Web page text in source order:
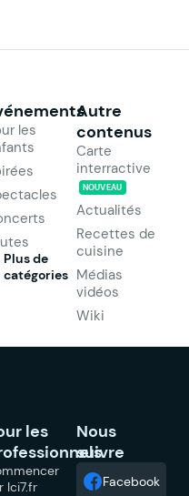
les
Plus de
catégories
Autre
contenus
Carte
interractive
NOUVEAU
Actualités
Recettes de
cuisine
Médias
vidéos
Wiki
les
Ici7.fr
Nous
suivre
Facebook